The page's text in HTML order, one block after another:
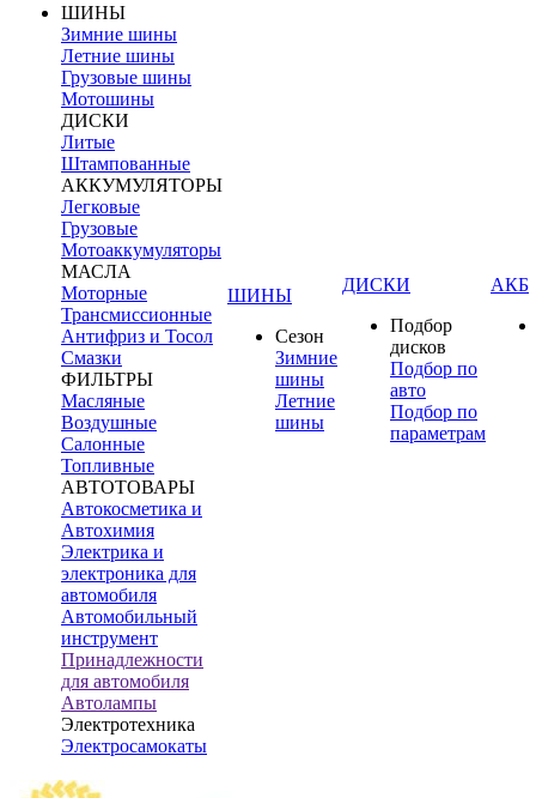
ШИНЫ
Зимние шины
Летние шины
Грузовые шины
Мотошины
ДИСКИ
Литые
Штампованные
АККУМУЛЯТОРЫ
Легковые
Грузовые
Мотоаккумуляторы
МАСЛА
Моторные
Трансмиссионные
Антифриз и Тосол
Смазки
ФИЛЬТРЫ
Масляные
Воздушные
Салонные
Топливные
АВТОТОВАРЫ
Автокосметика и
Автохимия
Электрика и
электроника для
автомобиля
Автомобильный
инструмент
Принадлежности
для автомобиля
Автолампы
Электротехника
Электросамокаты
ШИНЫ
Сезон
Зимние
шины
Летние
шины
ДИСКИ
Подбор
дисков
Подбор по
авто
Подбор по
параметрам
АКБ